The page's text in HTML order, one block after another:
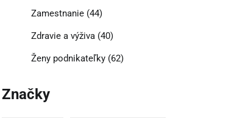
Zamestnanie(44)
Zdravie a výživa(40)
Ženy podnikateľky(62)
Značky